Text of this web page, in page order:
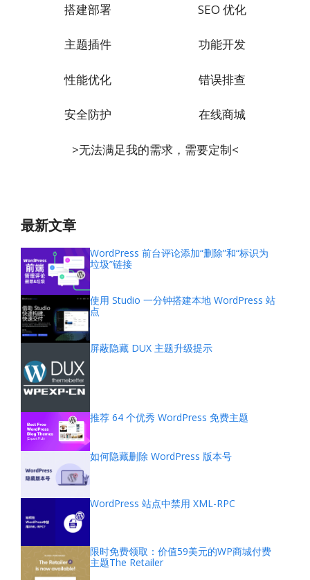
搭建部署
主题插件
性能优化
安全防护
SEO 优化
功能开发
错误排查
在线商城
>无法满足我的需求，需要定制<
最新文章
WordPress 前台评论添加“删除”和“标识为
垃圾”链接
使用 Studio 一分钟搭建本地 WordPress 站
点
屏蔽隐藏 DUX 主题升级提示
推荐 64 个优秀 WordPress 免费主题
如何隐藏删除 WordPress 版本号
WordPress 站点中禁用 XML-RPC
限时免费领取：价值59美元的WP商城付费
主题The Retailer